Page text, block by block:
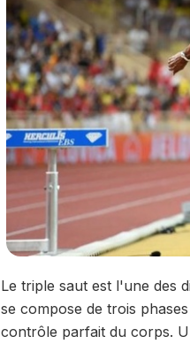
Le triple saut est l'une des
se compose de trois
contrôle parfait du corps.